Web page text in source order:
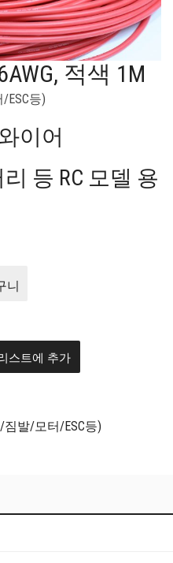
적색 1M
ESC등)
이어
등 RC 모델 용
니
스트에 추가
짐발/모터/ESC등)